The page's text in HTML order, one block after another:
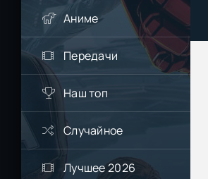
Аниме
Передачи
Наш топ
Случайное
Лучшее 2026